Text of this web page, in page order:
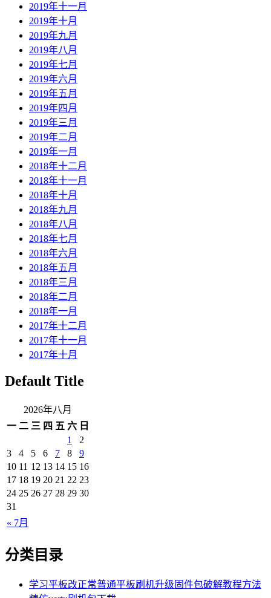
2019年十一月
2019年十月
2019年九月
2019年八月
2019年七月
2019年六月
2019年五月
2019年四月
2019年三月
2019年二月
2019年一月
2018年十二月
2018年十一月
2018年十月
2018年九月
2018年八月
2018年七月
2018年六月
2018年五月
2018年三月
2018年二月
2018年一月
2017年十二月
2017年十一月
2017年十月
Default Title
2026年八月
一 二 三 四 五 六 日
« 7月
1
2
3
4 5 6 7 8
9
10 11 12 13 14 15 16
17 18 19 20 21 22 23
24 25 26 27 28 29 30
31
分类目录
学习平板改正常普通平板刷机升级固件包破解教程方法